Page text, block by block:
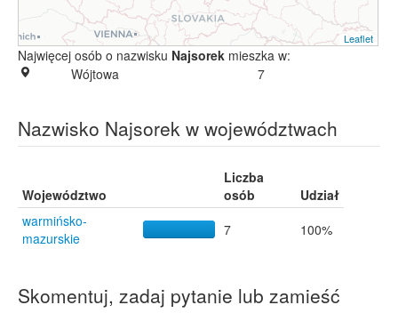
Leaflet
Najwięcej osób o nazwisku Najsorek mieszka w:
Wójtowa
7
Nazwisko Najsorek w województwach
Województwo
Liczba
osób
Udział
warmińsko-
mazurskie
7 100%
Skomentuj, zadaj pytanie lub zamieść